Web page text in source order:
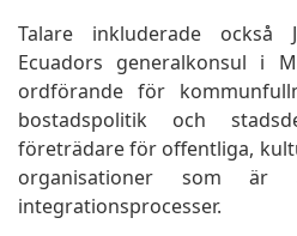
Talare inkluderade också
Ecuadors generalkonsul i
ordförande för
bostadspolitik och
företrädare för offentliga,
organisationer som är
integrationsprocesser.